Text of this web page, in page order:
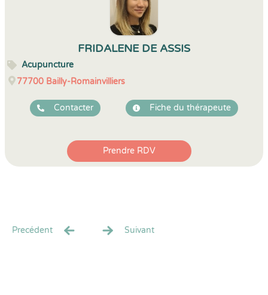
FRIDALENE DE ASSIS
Acupuncture
77700 Bailly-Romainvilliers
Contacter Fiche du thérapeute
Prendre RDV
Precédent Suivant